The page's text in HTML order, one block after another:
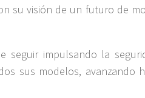
su visión de un futuro de
seguir impulsando la
sus modelos, avanzando